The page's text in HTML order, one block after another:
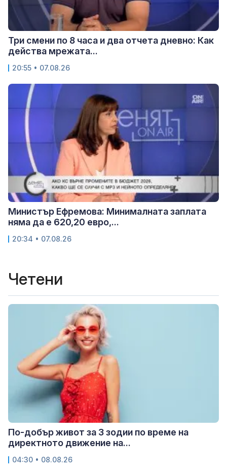
Три смени по 8 часа и два отчета дневно: Как
действа мрежата...
20:55 • 07.08.26
Министър Ефремова: Минималната заплата
няма да е 620,20 евро,...
20:34 • 07.08.26
Четени
По-добър живот за 3 зодии по време на
директното движение на...
04:30 • 08.08.26